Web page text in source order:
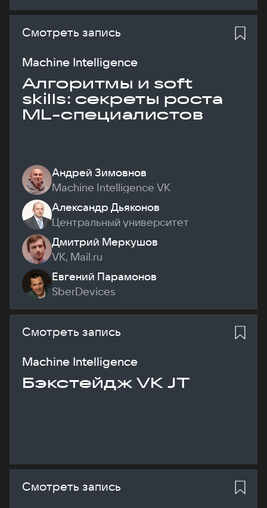
Смотреть запись
Machine Intelligence
Алгоритмы и soft
skills: секреты роста
ML-специалистов
Андрей Зимовнов
Machine Intelligence VK
Александр Дьяконов
Центральный университет
Дмитрий Меркушов
VK, Mail.ru
Евгений Парамонов
SberDevices
Смотреть запись
Machine Intelligence
Бэкстейдж VK JT
Смотреть запись